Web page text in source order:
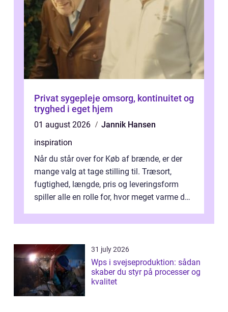
Privat sygepleje omsorg, kontinuitet og
tryghed i eget hjem
01 august 2026
Jannik Hansen
inspiration
Når du står over for Køb af brænde, er der
mange valg at tage stilling til. Træsort,
fugtighed, længde, pris og leveringsform
spiller alle en rolle for, hvor meget varme du
31 july 2026
Wps i svejseproduktion: sådan
skaber du styr på processer og
kvalitet